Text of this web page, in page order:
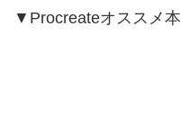
▼Procreateオススメ本